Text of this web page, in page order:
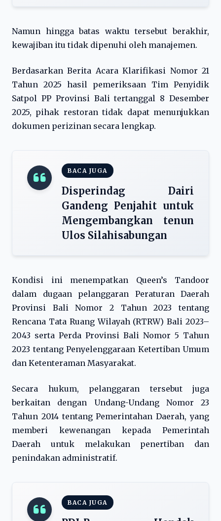
Namun hingga batas waktu tersebut berakhir,
kewajiban itu tidak dipenuhi oleh manajemen.
Berdasarkan Berita Acara Klarifikasi Nomor 21
Tahun 2025 hasil pemeriksaan Tim Penyidik
Satpol PP Provinsi Bali tertanggal 8 Desember
2025, pihak restoran tidak dapat menunjukkan
dokumen perizinan secara lengkap.
BACA JUGA
Disperindag Dairi
Gandeng Penjahit untuk
Mengembangkan tenun
Ulos Silahisabungan
Kondisi ini menempatkan Queen’s Tandoor
dalam dugaan pelanggaran Peraturan Daerah
Provinsi Bali Nomor 2 Tahun 2023 tentang
Rencana Tata Ruang Wilayah (RTRW) Bali 2023–
2043 serta Perda Provinsi Bali Nomor 5 Tahun
2023 tentang Penyelenggaraan Ketertiban Umum
dan Ketenteraman Masyarakat.
Secara hukum, pelanggaran tersebut juga
berkaitan dengan Undang-Undang Nomor 23
Tahun 2014 tentang Pemerintahan Daerah, yang
memberi kewenangan kepada Pemerintah
Daerah untuk melakukan penertiban dan
penindakan administratif.
BACA JUGA